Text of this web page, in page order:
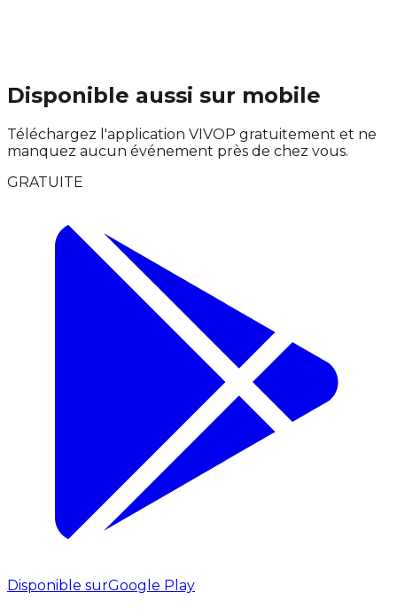
Disponible aussi sur mobile
Téléchargez l'application VIVOP gratuitement et ne
manquez aucun événement près de chez vous.
GRATUITE
Disponible surGoogle Play